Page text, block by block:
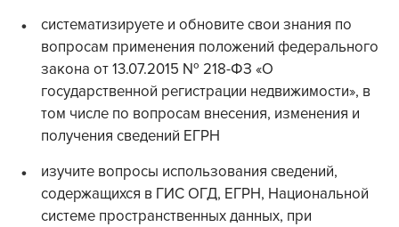
систематизируете и обновите свои знания по
вопросам применения положений федерального
закона от 13.07.2015 № 218-ФЗ «О
государственной регистрации недвижимости», в
том числе по вопросам внесения, изменения и
получения сведений ЕГРН
изучите вопросы использования сведений,
содержащихся в ГИС ОГД, ЕГРН, Национальной
системе пространственных данных, при